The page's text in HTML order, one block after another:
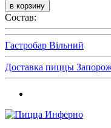
Состав:
Гастробар Вільний
Доставка пиццы